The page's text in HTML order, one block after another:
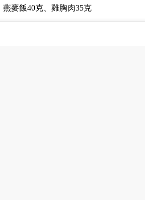
燕麥飯40克、雞胸肉35克